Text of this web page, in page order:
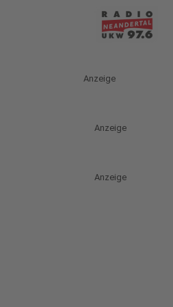
Anzeige
Anzeige
Anzeige